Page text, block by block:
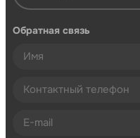
Обратная связь